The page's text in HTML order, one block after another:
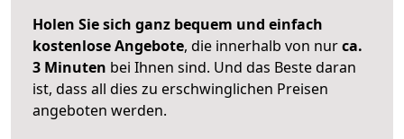
Holen Sie sich ganz bequem und einfach
kostenlose Angebote, die innerhalb von nurca.
3 Minuten bei Ihnen sind. Und das Beste daran
ist, dass all dies zu erschwinglichen Preisen
angeboten werden.